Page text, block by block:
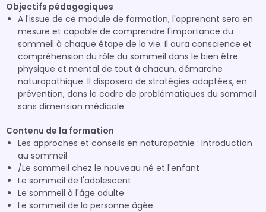
Objectifs pédagogiques
A l'issue de ce module de formation, l'apprenant sera en
mesure et capable de comprendre l'importance du
sommeil à chaque étape de la vie. Il aura conscience et
compréhension du rôle du sommeil dans le bien être
physique et mental de tout à chacun, démarche
naturopathique. Il disposera de stratégies adaptées, en
prévention, dans le cadre de problématiques du sommeil
sans dimension médicale.
Contenu de la formation
Les approches et conseils en naturopathie : Introduction
au sommeil
/Le sommeil chez le nouveau né et l'enfant
Le sommeil de l'adolescent
Le sommeil à l'âge adulte
Le sommeil de la personne âgée.